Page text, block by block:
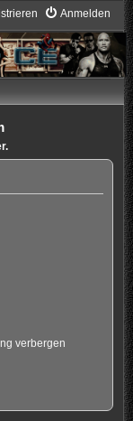
Anmelden
verbergen